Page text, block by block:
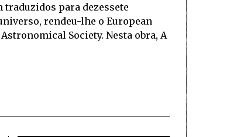
para dezessete
rendeu-lhe o European
Society. Nesta obra, A